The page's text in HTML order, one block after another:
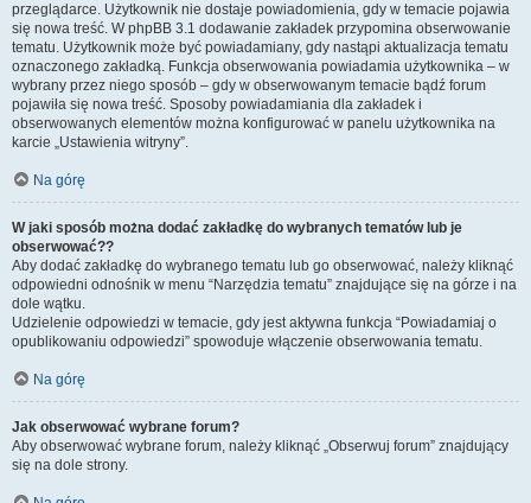
przeglądarce. Użytkownik nie dostaje powiadomienia, gdy w temacie pojawia
się nowa treść. W phpBB 3.1 dodawanie zakładek przypomina obserwowanie
tematu. Użytkownik może być powiadamiany, gdy nastąpi aktualizacja tematu
oznaczonego zakładką. Funkcja obserwowania powiadamia użytkownika – w
wybrany przez niego sposób – gdy w obserwowanym temacie bądź forum
pojawiła się nowa treść. Sposoby powiadamiania dla zakładek i
obserwowanych elementów można konfigurować w panelu użytkownika na
karcie „Ustawienia witryny”.
Na górę
W jaki sposób można dodać zakładkę do wybranych tematów lub je
obserwować??
Aby dodać zakładkę do wybranego tematu lub go obserwować, należy kliknąć
odpowiedni odnośnik w menu “Narzędzia tematu” znajdujące się na górze i na
dole wątku.
Udzielenie odpowiedzi w temacie, gdy jest aktywna funkcja “Powiadamiaj o
opublikowaniu odpowiedzi” spowoduje włączenie obserwowania tematu.
Na górę
Jak obserwować wybrane forum?
Aby obserwować wybrane forum, należy kliknąć „Obserwuj forum” znajdujący
się na dole strony.